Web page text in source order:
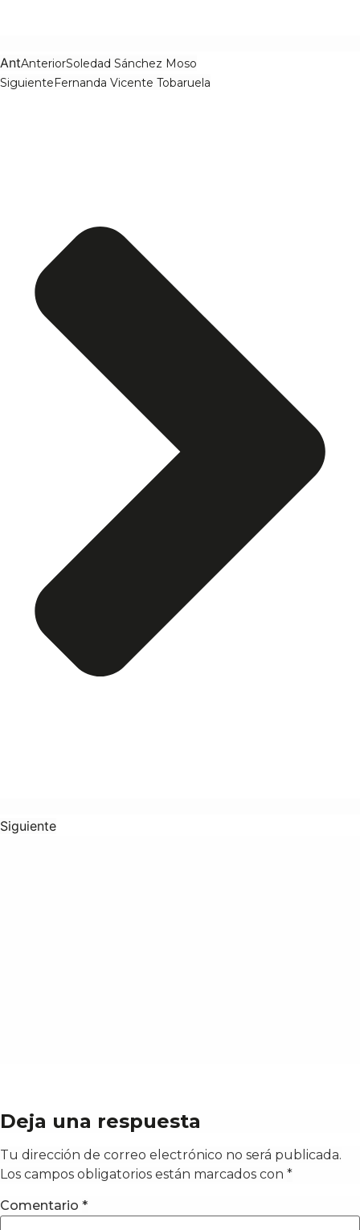
AntAnteriorSoledad Sánchez Moso
SiguienteFernanda Vicente Tobaruela
Siguiente
Deja una respuesta
Tu dirección de correo electrónico no será publicada.
Los campos obligatorios están marcados con *
Comentario *